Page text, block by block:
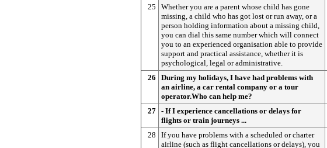
25
Whether you are a parent whose child has gone
missing, a child who has got lost or run away, or a
person holding information about a missing child,
you can dial this same number which will connect
you to an experienced organisation able to provide
support and practical assistance, whether it is
psychological, legal or administrative.
26
During my holidays, I have had problems with
an airline, a car rental company or a tour
operator.Who can help me?
27 - If I experience cancellations or delays for
flights or train journeys ...
28
If you have problems with a scheduled or charter
airline (such as flight cancellations or delays), you